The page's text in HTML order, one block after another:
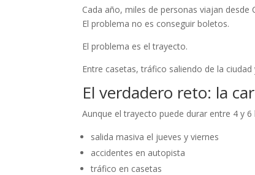
Cada año, miles de personas viajan
El problema no es conseguir boletos.
El problema es el trayecto.
Entre casetas, tráfico saliendo de la
El verdadero reto: la
Aunque el trayecto puede durar entre 4 y
salida masiva el jueves y viernes
accidentes en autopista
tráfico en casetas